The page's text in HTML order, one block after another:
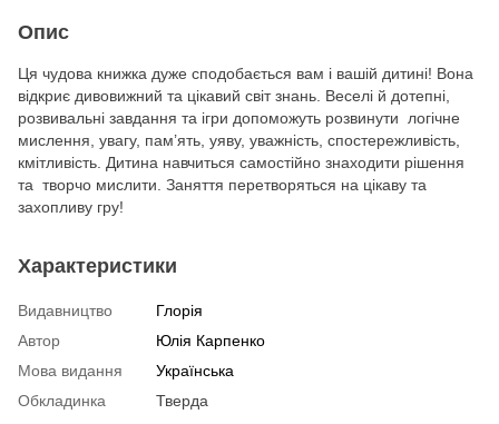
Опис
Ця чудова книжка дуже сподобається вам і вашій дитині! Вона
відкриє дивовижний та цікавий світ знань. Веселі й дотепні,
розвивальні завдання та ігри допоможуть розвинути логічне
мислення, увагу, пам’ять, уяву, уважність, спостережливість,
кмітливість. Дитина навчиться самостійно знаходити рішення
та творчо мислити. Заняття перетворяться на цікаву та
захопливу гру!
Характеристики
Видавництво
Глорія
Автор
Юлія Карпенко
Мова видання
Українська
Обкладинка
Тверда